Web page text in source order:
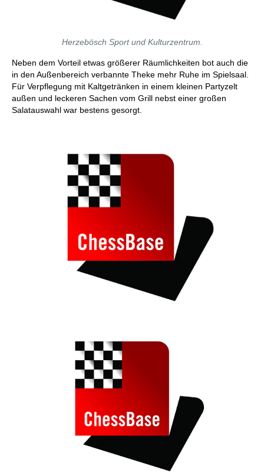
Herzebösch Sport und Kulturzentrum.
Neben dem Vorteil etwas größerer Räumlichkeiten bot auch die
in den Außenbereich verbannte Theke mehr Ruhe im Spielsaal.
Für Verpflegung mit Kaltgetränken in einem kleinen Partyzelt
außen und leckeren Sachen vom Grill nebst einer großen
Salatauswahl war bestens gesorgt.